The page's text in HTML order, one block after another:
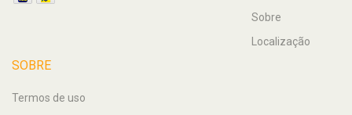
Sobre
Localização
SOBRE
Termos de uso